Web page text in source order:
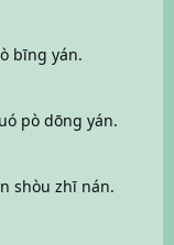
bīng yán.
pò dōng yán.
shòu zhī nán.